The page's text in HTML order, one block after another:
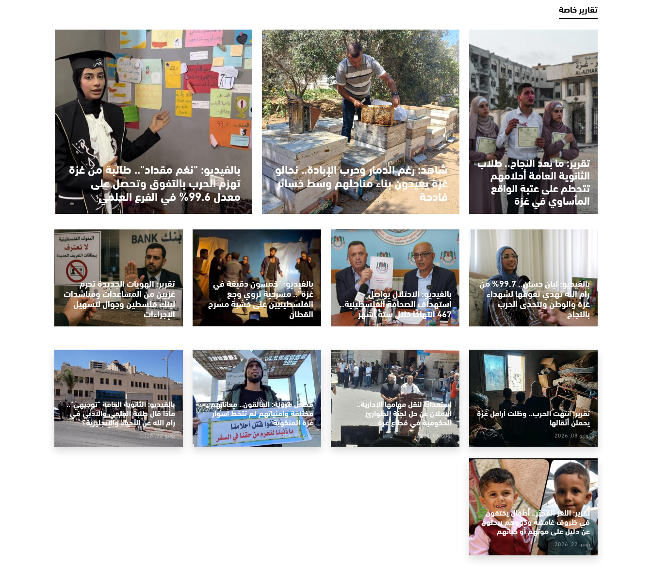
تقارير خاصة
تقرير: ما بعد النجاح.. طلاب
الثانوية العامة أحلامهم
تتحطم على عتبة الواقع
المأساوي في غزة
شاهد: رغم الدمار وحرب الإبادة.. نحالو
غزة يعيدون بناء مناحلهم وسط خسائر
فادحة
بالفيديو: "نغم مقداد".. طالبة من غزة
تهزم الحرب بالتفوق وتحصل على
معدل 99.6% في الفرع العلمي
بالفيديو: ليان حسان.. 99.7% من
رام الله تهدي تفوقها لشهداء
غزة والوطن وتتحدى الحرب
بالنجاح
بالفيديو: الاحتلال يواصل
استهداف الصحافة الفلسطينية..
467 انتهاكًا خلال ستة أشهر
بالفيديو: "خمسون دقيقة في
غزة".. مسرحية تروي وجع
الفلسطينيين على خشبة مسرح
القطان
تقرير: الهويات الجديدة تحرم
غزيين من المساعدات ومناشدات
لبنك فلسطين وجوال لتسهيل
الإجراءات
تقرير: انتهت الحرب.. وظلت أرامل غزة
يحملن أثقالها
يوليو 08, 2026
استعدادًا لنقل مهامها الإدارية..
الإعلان عن حل لجنة الطوارئ
الحكومية في قطاع غزة
يوليو 06, 2026
قصص مروية: العالقون.. معاناتهم
مختلفة وأمنياتهم لم تتخطَّ أسوار
غزة المنكوبة
يوليو 02, 2026
بالفيديو: الثانوية العامة "توجيهي"..
ماذا قال طلبة العلمي والأدبي في
رام الله عن الأحياء والإنجليزية؟
يونيو 22, 2026
تقرير: اللغز المحيّر.. أطفال يختفون
في ظروف غامضة وذووهم يبحثون
عن دليل على موتهم أو حياتهم
يونيو 22, 2026